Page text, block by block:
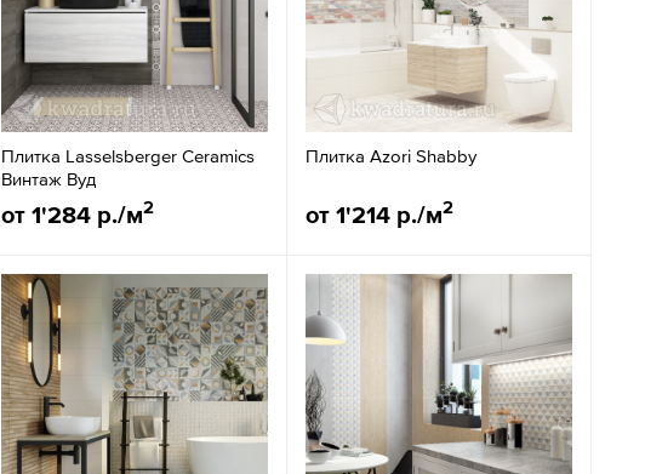
Плитка Lasselsberger Ceramics
Винтаж Вуд
от 1'284 р./м2
Плитка Azori Shabby
от 1'214 р./м2